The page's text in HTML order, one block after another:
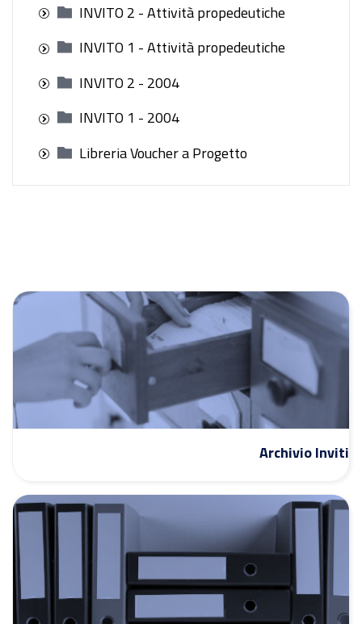
INVITO 2 - Attività propedeutiche
INVITO 1 - Attività propedeutiche
INVITO 2 - 2004
INVITO 1 - 2004
Libreria Voucher a Progetto
Archivio Inviti